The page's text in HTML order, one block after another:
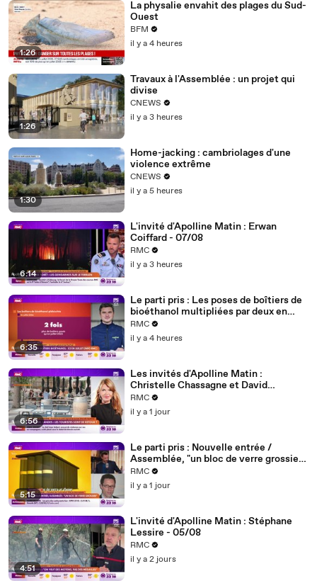
1:26
La physalie envahit des plages du Sud-
Ouest
BFM
il y a 4 heures
1:26
Travaux à l'Assemblée : un projet qui
divise
CNEWS
il y a 3 heures
1:30
Home-jacking : cambriolages d'une
violence extrême
CNEWS
il y a 5 heures
6:14
L'invité d'Apolline Matin : Erwan
Coiffard - 07/08
RMC
il y a 3 heures
6:35
Le parti pris : Les poses de boîtiers de
bioéthanol multipliées par deux en
juillet (info RMC) - 07/08
RMC
il y a 4 heures
6:56
Les invités d'Apolline Matin :
Christelle Chassagne et David
Lafforgue - 06/08
RMC
il y a 1 jour
5:15
Le parti pris : Nouvelle entrée /
Assemblée, "un bloc de verre grossier
d'un autre temps qui défigure les quais
de Seine" - 06/08
RMC
il y a 1 jour
4:51
L'invité d'Apolline Matin : Stéphane
Lessire - 05/08
RMC
il y a 2 jours